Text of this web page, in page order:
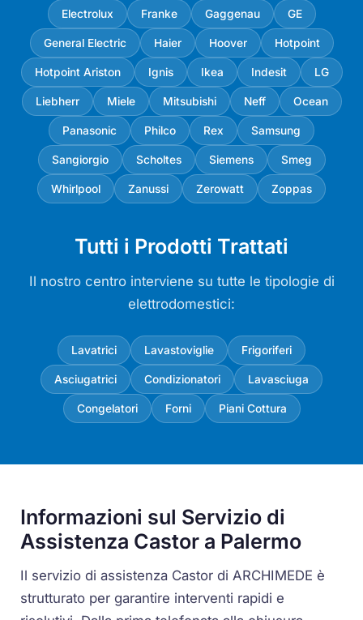
Electrolux Franke Gaggenau GE
General Electric Haier Hoover Hotpoint
Hotpoint Ariston Ignis Ikea Indesit LG
Liebherr Miele Mitsubishi Neff Ocean
Panasonic Philco Rex Samsung
Sangiorgio Scholtes Siemens Smeg
Whirlpool Zanussi Zerowatt Zoppas
Tutti i Prodotti Trattati
Il nostro centro interviene su tutte le tipologie di
elettrodomestici:
Lavatrici Lavastoviglie Frigoriferi
Asciugatrici Condizionatori Lavasciuga
Congelatori Forni Piani Cottura
Informazioni sul Servizio di
Assistenza Castor a Palermo
Il servizio di assistenza Castor di ARCHIMEDE è
strutturato per garantire interventi rapidi e